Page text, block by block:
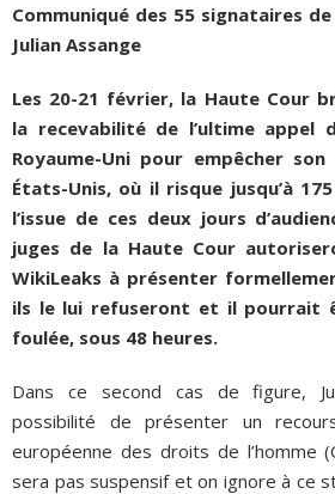
Communiqué des 55 signataires
Julian Assange
Les 20-21 février, la Haute Cour
la recevabilité de l’ultime appel
Royaume-Uni pour empêcher
États-Unis, où il risque jusqu’à
l’issue de ces deux jours
juges de la Haute Cour
WikiLeaks à présenter
ils le lui refuseront et il pourrait
foulée, sous 48 heures.
Dans ce second cas de figure,
possibilité de présenter un
européenne des droits de l’homme
sera pas suspensif et on ignore à ce